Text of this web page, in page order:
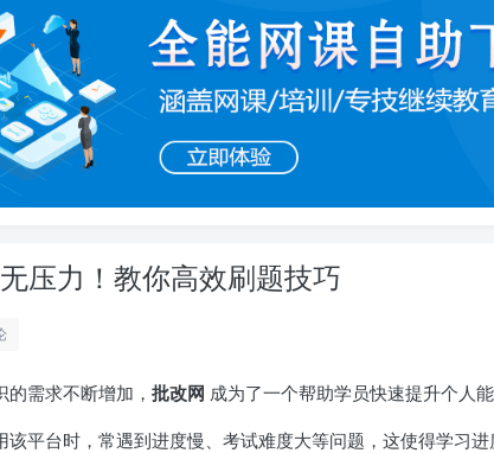
压力！教你高效刷题技巧
需求不断增加， 批改网 成为了一个帮助学员快速提升个人能
平台时，常遇到进度慢、考试难度大等问题，这使得学习进